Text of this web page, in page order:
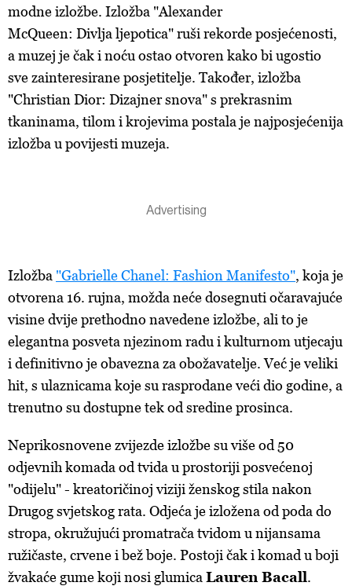
modne izložbe. Izložba "Alexander
McQueen: Divlja ljepotica" ruši rekorde posjećenosti,
a muzej je čak i noću ostao otvoren kako bi ugostio
sve zainteresirane posjetitelje. Također, izložba
"Christian Dior: Dizajner snova" s prekrasnim
tkaninama, tilom i krojevima postala je najposjećenija
izložba u povijesti muzeja.
Izložba "Gabrielle Chanel: Fashion Manifesto", koja je
otvorena 16. rujna, možda neće dosegnuti očaravajuće
visine dvije prethodno navedene izložbe, ali to je
elegantna posveta njezinom radu i kulturnom utjecaju
i definitivno je obavezna za obožavatelje. Već je veliki
hit, s ulaznicama koje su rasprodane veći dio godine, a
trenutno su dostupne tek od sredine prosinca.
Neprikosnovene zvijezde izložbe su više od 50
odjevnih komada od tvida u prostoriji posvećenoj
"odijelu" - kreatoričinoj viziji ženskog stila nakon
Drugog svjetskog rata. Odjeća je izložena od poda do
stropa, okružujući promatrača tvidom u nijansama
ružičaste, crvene i bež boje. Postoji čak i komad u boji
žvakaće gume koji nosi glumica Lauren Bacall.